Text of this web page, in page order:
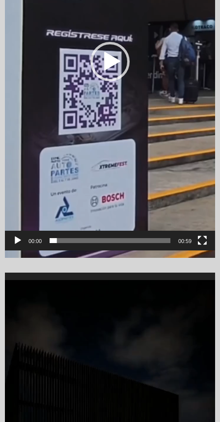
00:00 00:59
Video